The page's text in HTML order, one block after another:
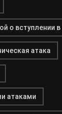
о вступлении
атака
атаками